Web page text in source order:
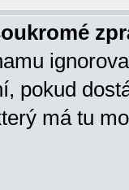
pokud
má tu